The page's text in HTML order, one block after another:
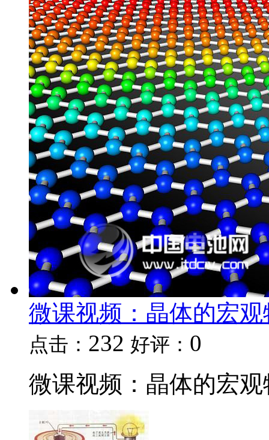
微课视频：晶体的宏观
点击： 232 好评： 0
微课视频：晶体的宏观